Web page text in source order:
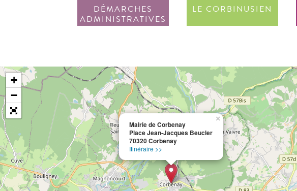
DÉMARCHES
ADMINISTRATIVES
LE CORBINUSIEN
Mairie de Corbenay
Place Jean-Jacques Beucler
70320 Corbenay
Itinéraire >>
×
+
−